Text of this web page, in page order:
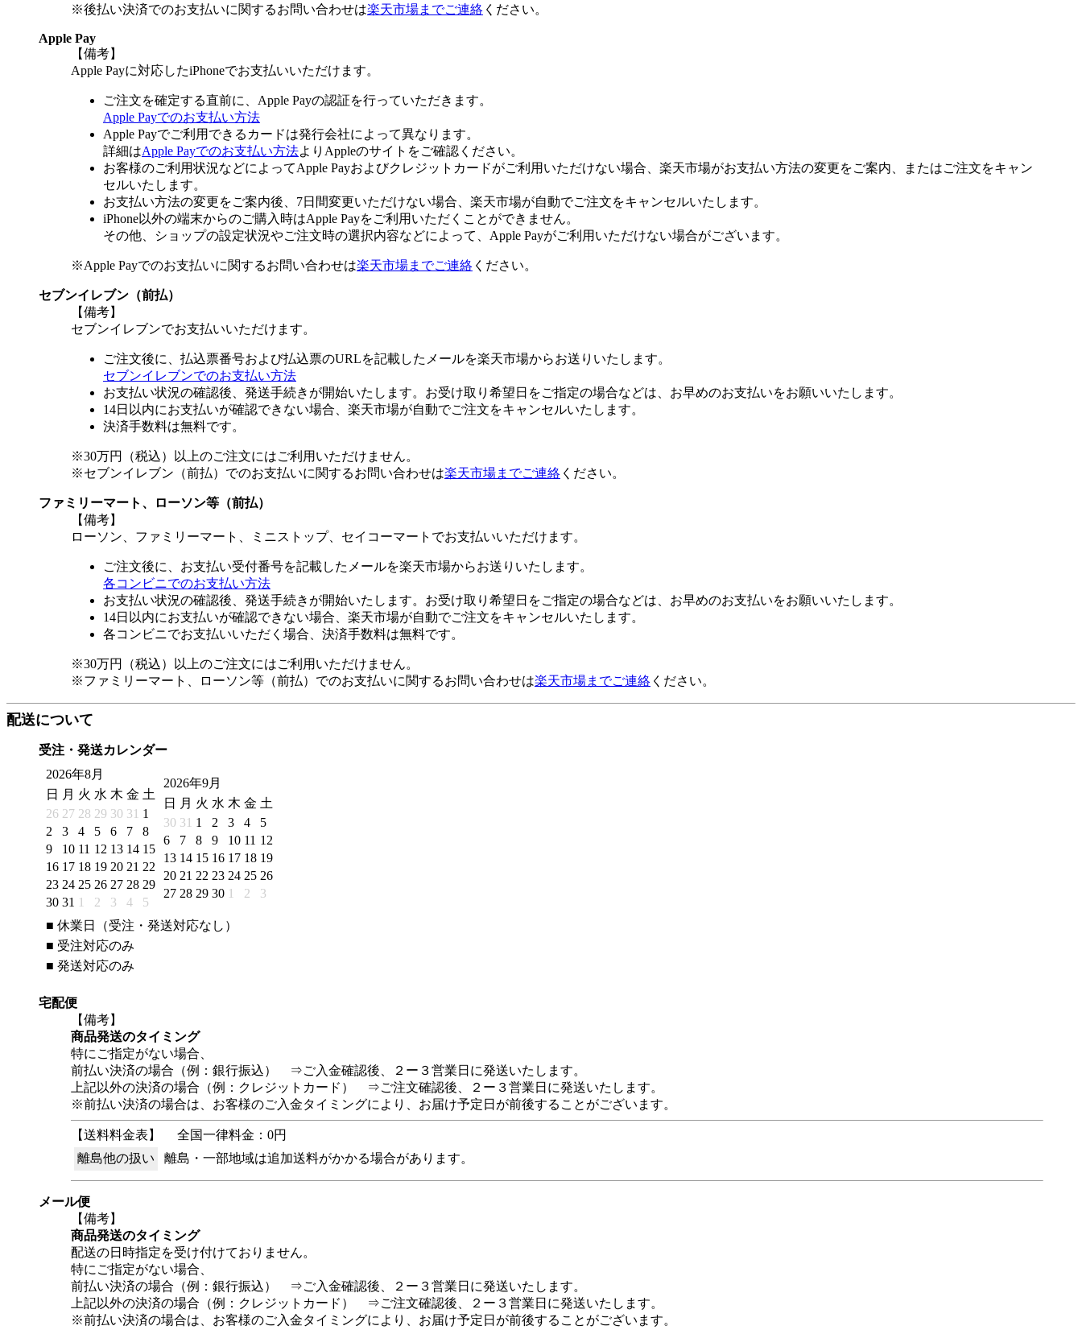
※後払い決済でのお支払いに関するお問い合わせは楽天市場までご連絡 ください。
Apple Pay
【備考】
Apple Payに対応したiPhoneでお支払いいただけます。
ご注文を確定する直前に、Apple Payの認証を行っていただきます。
Apple Payでのお支払い方法
Apple Payでご利用できるカードは発行会社によって異なります。
詳細はApple Payでのお支払い方法よりAppleのサイトをご確認ください。
お客様のご利用状況などによってApple Payおよびクレジットカードがご利用いただけない場合、楽天市場がお支払い方法の変更をご案内、またはご注文をキャン
セルいたします。
お支払い方法の変更をご案内後、7日間変更いただけない場合、楽天市場が自動でご注文をキャンセルいたします。
iPhone以外の端末からのご購入時はApple Payをご利用いただくことができません。
その他、ショップの設定状況やご注文時の選択内容などによって、Apple Payがご利用いただけない場合がございます。
※Apple Payでのお支払いに関するお問い合わせは楽天市場までご連絡 ください。
セブンイレブン（前払）
【備考】
セブンイレブンでお支払いいただけます。
ご注文後に、払込票番号および払込票のURLを記載したメールを楽天市場からお送りいたします。
セブンイレブンでのお支払い方法
お支払い状況の確認後、発送手続きが開始いたします。お受け取り希望日をご指定の場合などは、お早めのお支払いをお願いいたします。
14日以内にお支払いが確認できない場合、楽天市場が自動でご注文をキャンセルいたします。
決済手数料は無料です。
※30万円（税込）以上のご注文にはご利用いただけません。
※セブンイレブン（前払）でのお支払いに関するお問い合わせは楽天市場までご連絡 ください。
ファミリーマート、ローソン等（前払）
【備考】
ローソン、ファミリーマート、ミニストップ、セイコーマートでお支払いいただけます。
ご注文後に、お支払い受付番号を記載したメールを楽天市場からお送りいたします。
各コンビニでのお支払い方法
お支払い状況の確認後、発送手続きが開始いたします。お受け取り希望日をご指定の場合などは、お早めのお支払いをお願いいたします。
14日以内にお支払いが確認できない場合、楽天市場が自動でご注文をキャンセルいたします。
各コンビニでお支払いいただく場合、決済手数料は無料です。
※30万円（税込）以上のご注文にはご利用いただけません。
※ファミリーマート、ローソン等（前払）でのお支払いに関するお問い合わせは楽天市場までご連絡 ください。
配送について
受注・発送カレンダー
2026年8月
日
月 火 水 木 金 土
26 27 28 29 30 31 1
2
3 4 5 6 7
8
9
10 11 12 13 14 15
16 17 18 19 20 21 22
23 24 25 26 27 28 29
30 31 1 2 3 4 5
2026年9月
日
月 火 水 木 金 土
30 31 1 2 3 4
5
6
7 8 9 10 11 12
13 14 15 16 17 18 19
20 21 22 23 24 25 26
27 28 29 30 1 2 3
■ 休業日（受注・発送対応なし）
■ 受注対応のみ
■ 発送対応のみ
宅配便
【備考】
商品発送のタイミング
特にご指定がない場合、
前払い決済の場合（例：銀行振込） ⇒ご入金確認後、２ー３営業日に発送いたします。
上記以外の決済の場合（例：クレジットカード） ⇒ご注文確認後、２ー３営業日に発送いたします。
※前払い決済の場合は、お客様のご入金タイミングにより、お届け予定日が前後することがございます。
【送料料金表】
全国一律料金：0円
離島他の扱い
離島・一部地域は追加送料がかかる場合があります。
メール便
【備考】
商品発送のタイミング
配送の日時指定を受け付けておりません。
特にご指定がない場合、
前払い決済の場合（例：銀行振込） ⇒ご入金確認後、２ー３営業日に発送いたします。
上記以外の決済の場合（例：クレジットカード） ⇒ご注文確認後、２ー３営業日に発送いたします。
※前払い決済の場合は、お客様のご入金タイミングにより、お届け予定日が前後することがございます。